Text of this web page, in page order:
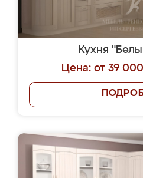
Кухня
Цена: от 39